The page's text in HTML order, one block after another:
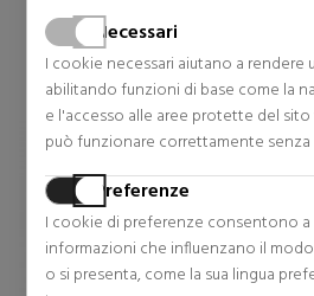
Necessari
I cookie necessari aiutano a
abilitando funzioni di base come la
e l'accesso alle aree protette del
può funzionare correttamente
Preferenze
I cookie di preferenze consentono
informazioni che influenzano il
o si presenta, come la sua lingua